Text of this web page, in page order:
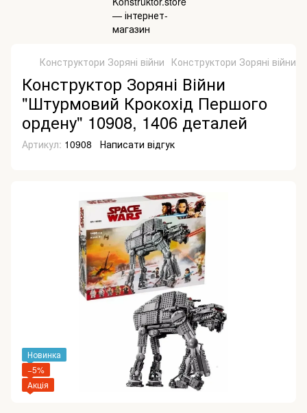
Конструктори Зоряні війни Конструктори Зоряні війни
Конструктор Зоряні Війни
"Штурмовий Крокохід Першого
ордену" 10908, 1406 деталей
Артикул: 10908 Написати відгук
Новинка
−5%
Акція